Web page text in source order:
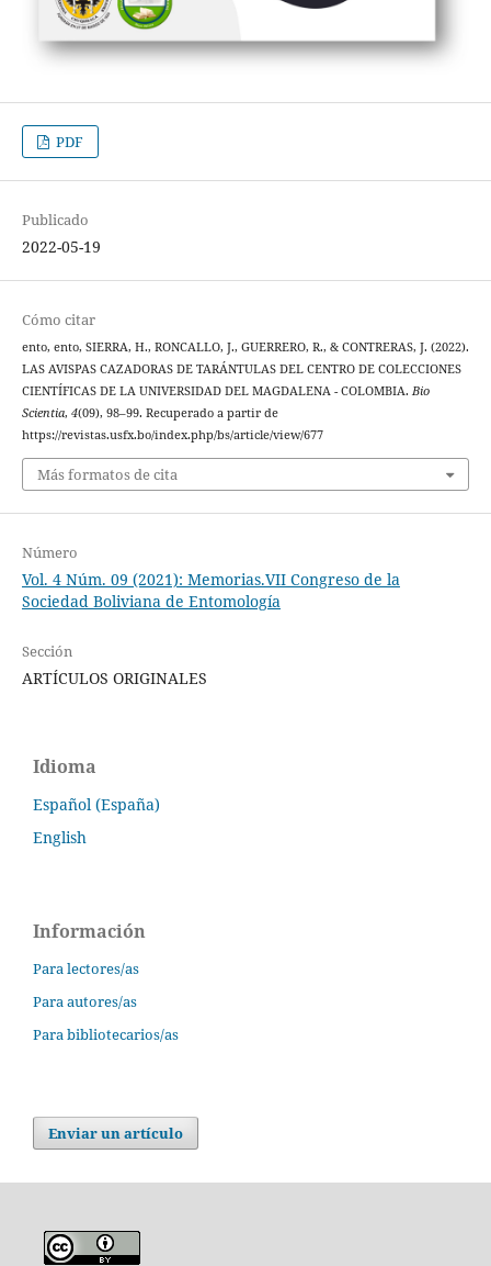
PDF
Publicado
2022-05-19
Cómo citar
ento, ento, SIERRA, H., RONCALLO, J., GUERRERO, R., & CONTRERAS, J. (2022).
LAS AVISPAS CAZADORAS DE TARÁNTULAS DEL CENTRO DE COLECCIONES
CIENTÍFICAS DE LA UNIVERSIDAD DEL MAGDALENA - COLOMBIA. Bio
Scientia, 4(09), 98–99. Recuperado a partir de
https://revistas.usfx.bo/index.php/bs/article/view/677
Más formatos de cita
Número
Vol. 4 Núm. 09 (2021): Memorias.VII Congreso de la
Sociedad Boliviana de Entomología
Sección
ARTÍCULOS ORIGINALES
Idioma
Español (España)
English
Información
Para lectores/as
Para autores/as
Para bibliotecarios/as
Enviar un artículo